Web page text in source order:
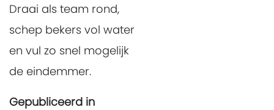
Draai als team rond,
schep bekers vol water
en vul zo snel mogelijk
de eindemmer.
Gepubliceerd in